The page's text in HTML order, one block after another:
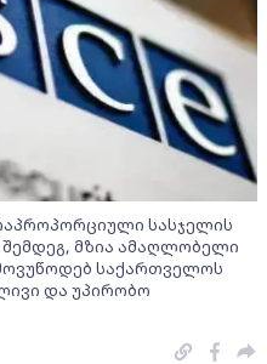
სასჯელის
მზია ამაღლობელი
საქართველოს
და უპირობო